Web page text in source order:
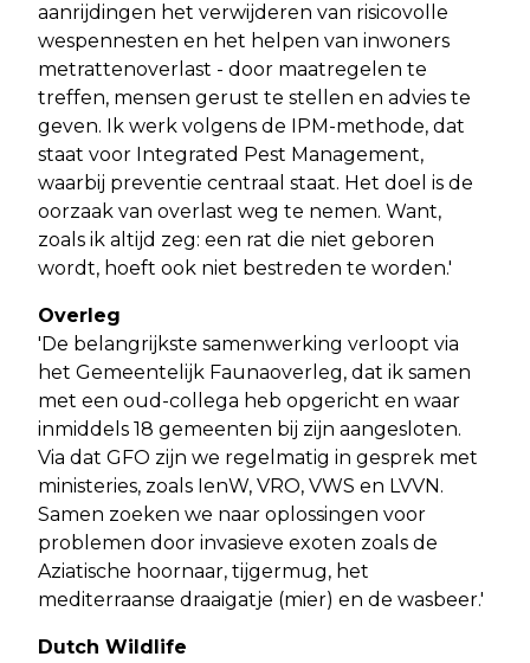
aanrijdingen het verwijderen van risicovolle
wespennesten en het helpen van inwoners
metrattenoverlast - door maatregelen te
treffen, mensen gerust te stellen en advies te
geven. Ik werk volgens de IPM-methode, dat
staat voor Integrated Pest Management,
waarbij preventie centraal staat. Het doel is de
oorzaak van overlast weg te nemen. Want,
zoals ik altijd zeg: een rat die niet geboren
wordt, hoeft ook niet bestreden te worden.'
Overleg
'De belangrijkste samenwerking verloopt via
het Gemeentelijk Faunaoverleg, dat ik samen
met een oud-collega heb opgericht en waar
inmiddels 18 gemeenten bij zijn aangesloten.
Via dat GFO zijn we regelmatig in gesprek met
ministeries, zoals IenW, VRO, VWS en LVVN.
Samen zoeken we naar oplossingen voor
problemen door invasieve exoten zoals de
Aziatische hoornaar, tijgermug, het
mediterraanse draaigatje (mier) en de wasbeer.'
Dutch Wildlife